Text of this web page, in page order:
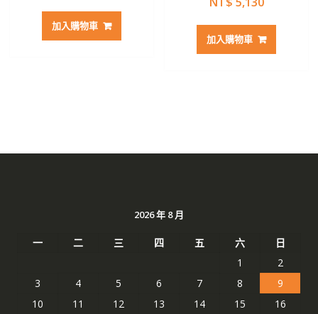
加入購物車
加入購物車
2026 年 8 月
一 二 三 四 五 六
日
1
2
3
4 5 6 7 8
9
10
11 12 13 14 15
16